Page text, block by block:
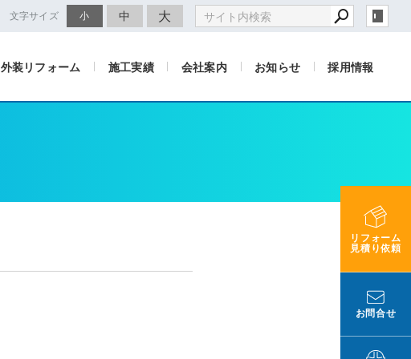
文字サイズ 小 中 大
外装リフォーム 施工実績 会社案内 お知らせ 採用情報
リフォーム
見積り依頼
お問合せ